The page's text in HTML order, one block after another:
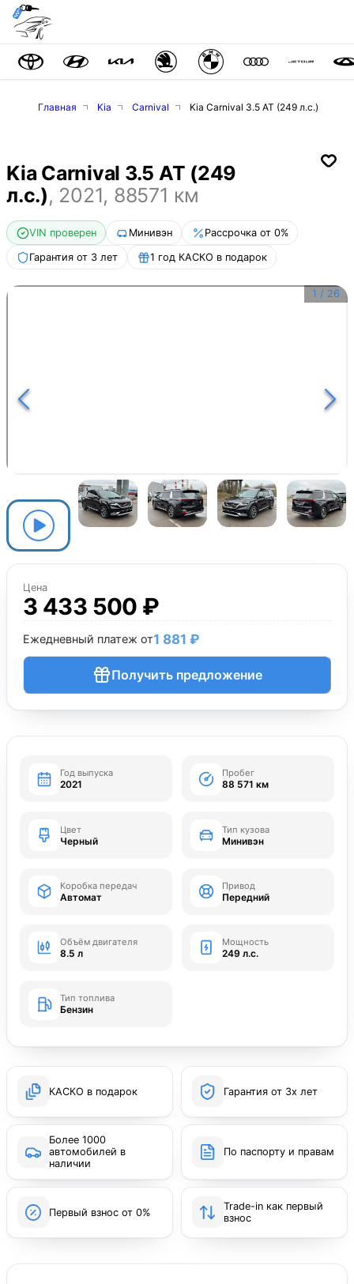
Главная Kia Carnival Kia Carnival 3.5 AT (249 л.с.)
Kia Carnival 3.5 AT (249
л.с.), 2021, 88571 км
VIN проверен Минивэн Рассрочка от 0%
Гарантия от 3 лет 1 год КАСКО в подарок
1 / 26
Цена
3 433 500 ₽
Ежедневный платеж от1 881 ₽
Получить предложение
Год выпуска
2021
Пробег
88 571 км
Цвет
Черный
Тип кузова
Минивэн
Коробка передач
Автомат
Привод
Передний
Объём двигателя
8.5 л
Мощность
249 л.с.
Тип топлива
Бензин
КАСКО в подарок Гарантия от 3х лет
Более 1000
автомобилей в
наличии
По паспорту и правам
Первый взнос от 0%
Trade-in как первый
взнос